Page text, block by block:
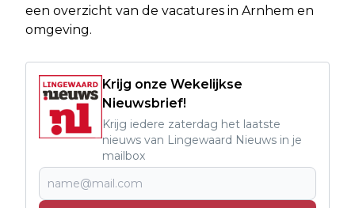
een overzicht van de vacatures in Arnhem en
omgeving.
Krijg onze Wekelijkse
Nieuwsbrief!
Krijg iedere zaterdag het laatste
nieuws van Lingewaard Nieuws in je
mailbox